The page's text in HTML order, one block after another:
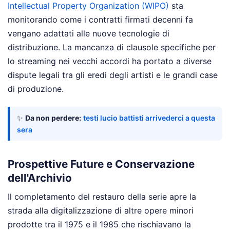
Intellectual Property Organization (WIPO) sta
monitorando come i contratti firmati decenni fa
vengano adattati alle nuove tecnologie di
distribuzione. La mancanza di clausole specifiche per
lo streaming nei vecchi accordi ha portato a diverse
dispute legali tra gli eredi degli artisti e le grandi case
di produzione.
✨ Da non perdere: testi lucio battisti arrivederci a questa
sera
Prospettive Future e Conservazione
dell'Archivio
Il completamento del restauro della serie apre la
strada alla digitalizzazione di altre opere minori
prodotte tra il 1975 e il 1985 che rischiavano la